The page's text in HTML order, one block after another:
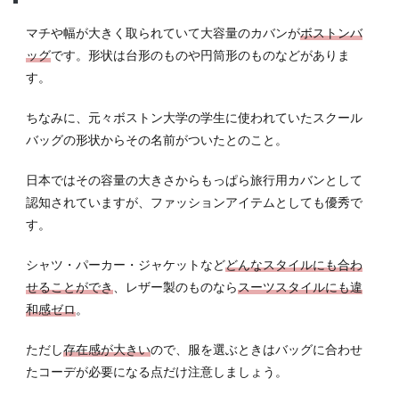
7
バッ
や選
び方
まと
マチや幅が大きく取られていて大容量のカバンがボストンバ
ッグです。形状は台形のものや円筒形のものなどがありま
す。
ちなみに、元々ボストン大学の学生に使われていたスクール
バッグの形状からその名前がついたとのこと。
日本ではその容量の大きさからもっぱら旅行用カバンとして
認知されていますが、ファッションアイテムとしても優秀で
す。
シャツ・パーカー・ジャケットなどどんなスタイルにも合わ
せることができ 、レザー製のものならスーツスタイルにも違
和感ゼロ。
ただし存在感が大きいので、服を選ぶときはバッグに合わせ
たコーデが必要になる点だけ注意しましょう。